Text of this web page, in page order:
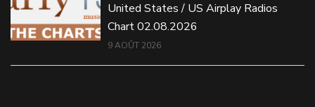
United States / US Airplay Radios
Chart 02.08.2026
9 AOÛT 2026